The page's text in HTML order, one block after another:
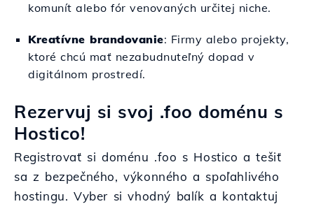
komunít alebo fór venovaných určitej niche.
Kreatívne brandovanie: Firmy alebo projekty,
ktoré chcú mať nezabudnuteľný dopad v
digitálnom prostredí.
Rezervuj si svoj .foo doménu s
Hostico!
Registrovať si doménu .foo s Hostico a tešiť
sa z bezpečného, výkonného a spoľahlivého
hostingu. Vyber si vhodný balík a kontaktuj